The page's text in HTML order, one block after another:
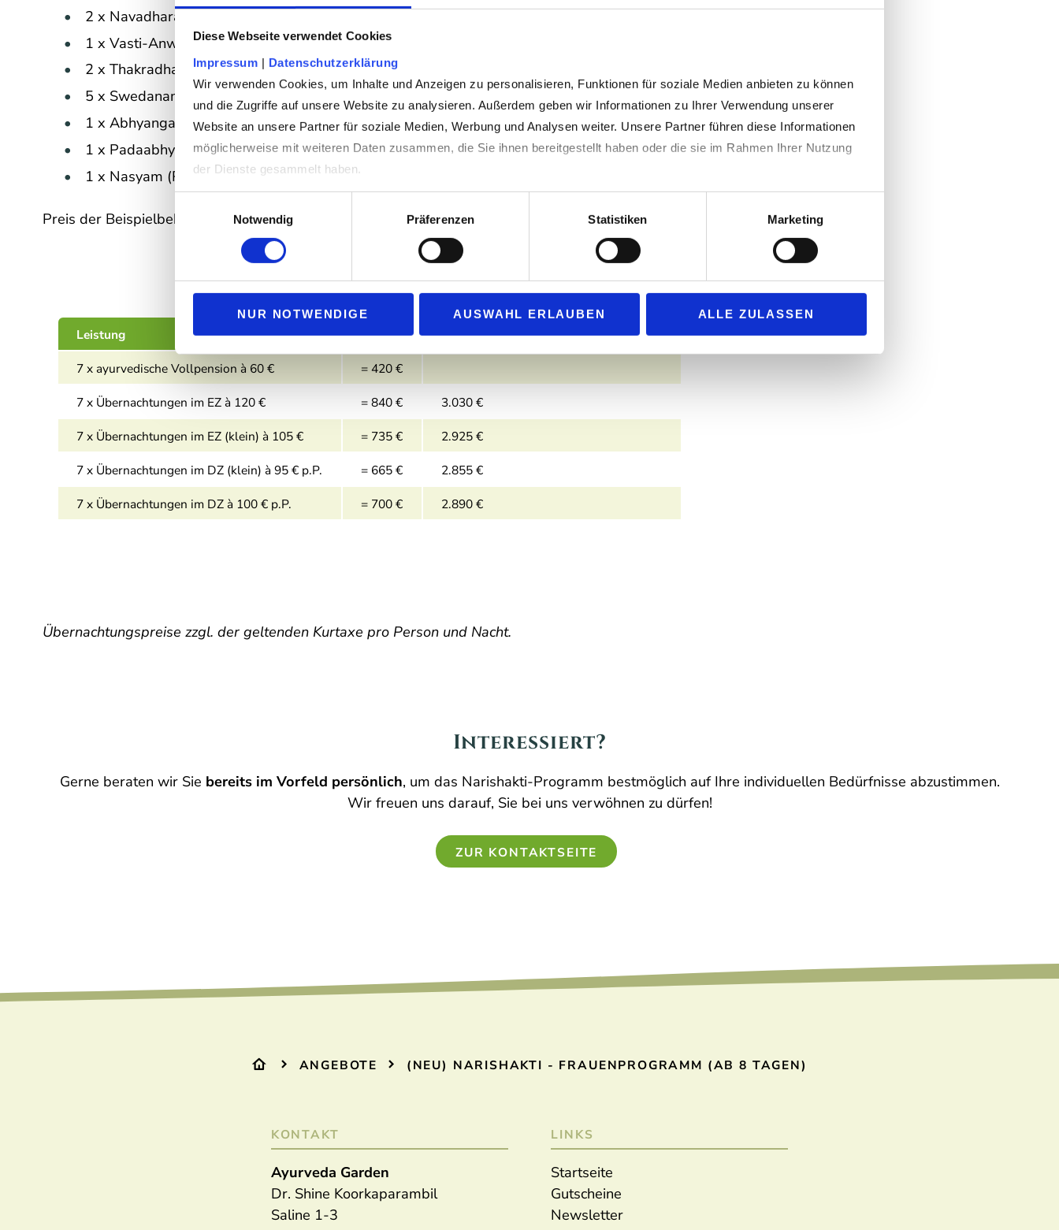
Diese Webseite verwendet Cookies
Impressum | Datenschutzerklärung
Wir verwenden Cookies, um Inhalte und Anzeigen zu personalisieren, Funktionen für soziale Medien anbieten zu können
und die Zugriffe auf unsere Website zu analysieren. Außerdem geben wir Informationen zu Ihrer Verwendung unserer
Website an unsere Partner für soziale Medien, Werbung und Analysen weiter. Unsere Partner führen diese Informationen
möglicherweise mit weiteren Daten zusammen, die Sie ihnen bereitgestellt haben oder die sie im Rahmen Ihrer Nutzung
der Dienste gesammelt haben.
Notwendig
Präferenzen Statistiken Marketing
NUR NOTWENDIGE AUSWAHL ERLAUBEN ALLE ZULASSEN
2 x Navadhara (spezieller Ganzkörperkräuterguss)
1 x Vasti-Anwendung (Kadivasti, Urovasti oder Mabivasti) nach Absprache mit unseren Ayurveda-Ärzten
2 x Thakradhara (Kräuter-Buttermilch-Stirnguss)
5 x Swedanam, (Kräuterdampfbad)
1 x Abhyanga sync. Intensiv (Ganzkörperölmassage, 2 Therapeuten)
1 x Padaabhyanga (Ayurvedische Fußmassage)
1 x Nasyam (Reinigungsbehandlung)
Preis der Beispielbehandlungen:1.770 €
Leistung Preis Preis inkl. Vollpension und Behandlung
7 x ayurvedische Vollpension à 60 € = 420 €
7 x Übernachtungen im EZ à 120 € = 840 € 3.030 €
7 x Übernachtungen im EZ (klein) à 105 € = 735 € 2.925 €
7 x Übernachtungen im DZ (klein) à 95 € p.P. = 665 € 2.855 €
7 x Übernachtungen im DZ à 100 € p.P. = 700 € 2.890 €
Übernachtungspreise zzgl. der geltenden Kurtaxe pro Person und Nacht.
Interessiert?
Gerne beraten wir Sie bereits im Vorfeld persönlich, um das Narishakti-Programm bestmöglich auf Ihre individuellen Bedürfnisse abzustimmen.
Wir freuen uns darauf, Sie bei uns verwöhnen zu dürfen!
ZUR KONTAKTSEITE
ANGEBOTE (NEU) NARISHAKTI - FRAUENPROGRAMM (AB 8 TAGEN)
KONTAKT
Ayurveda Garden
Dr. Shine Koorkaparambil
Saline 1-3
LINKS
Startseite
Gutscheine
Newsletter